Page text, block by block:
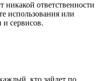
никакой ответственности
использования или
и сервисов.
кто зайдет по